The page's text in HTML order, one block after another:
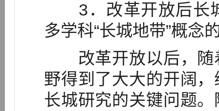
3．改革开放后长
多学科“长城地带”概念
改革开放以后，随
野得到了大大的开阔
长城研究的关键问题